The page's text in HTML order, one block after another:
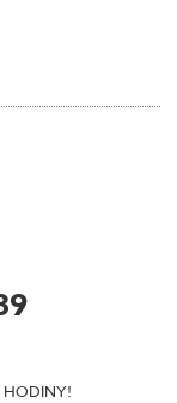
HODINY!